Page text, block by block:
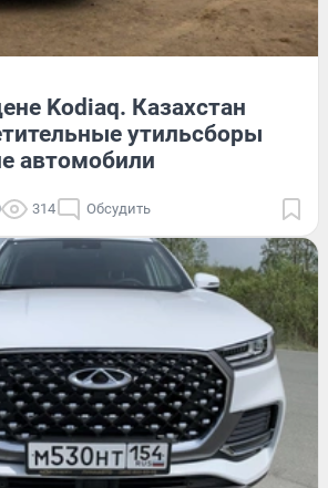
Kodiaq. Казахстан
утильсборы
автомобили
314 Обсудить